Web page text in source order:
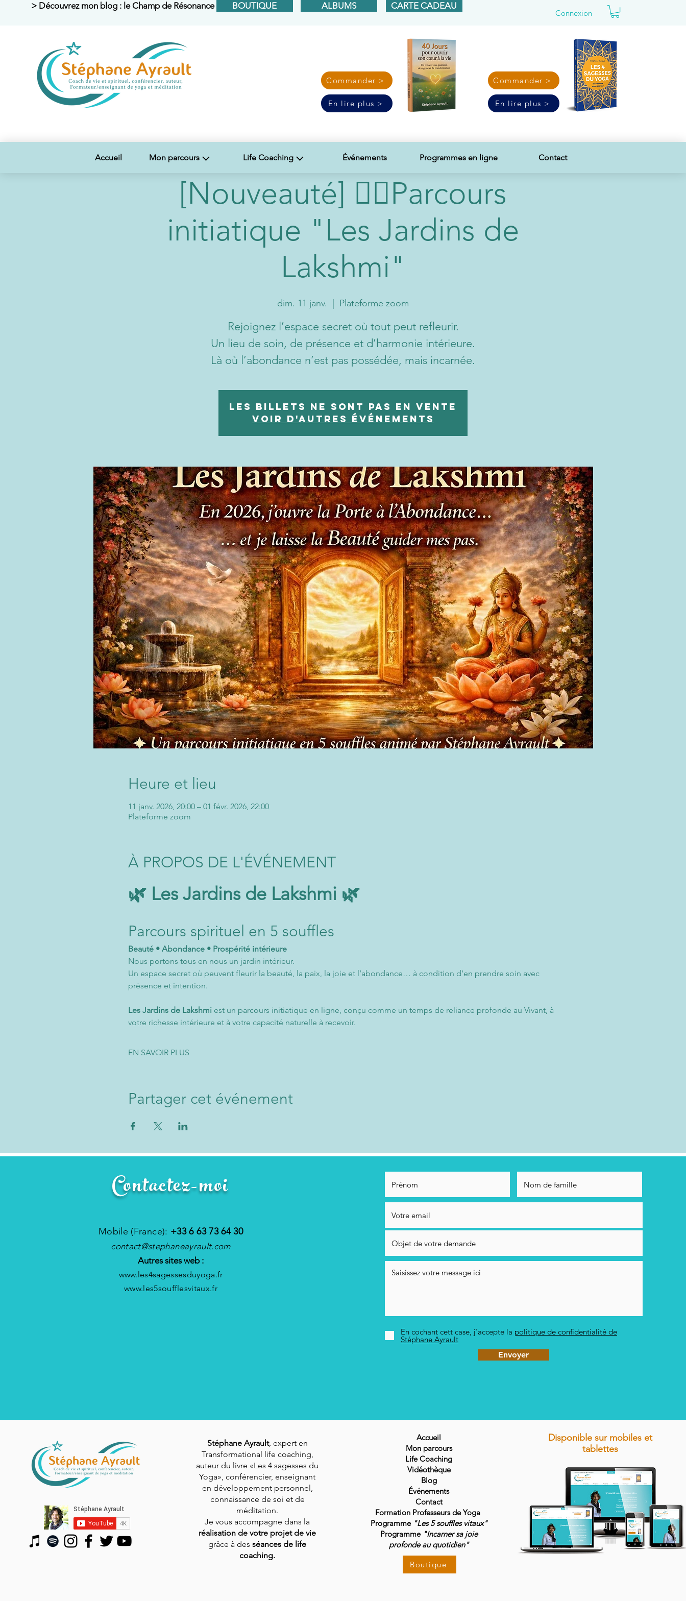
> Découvrez mon blog : le Champ de Résonance < BOUTIQUE ALBUMS CARTE CADEAU
Connexion
Commander >
En lire plus >
Commander >
En lire plus >
Accueil Mon parcours Life Coaching Événements Programmes en ligne Contact
[Nouveauté] 🧘‍♂️Parcours
initiatique "Les Jardins de
Lakshmi"
dim. 11 janv. Plateforme zoom
Rejoignez l’espace secret où tout peut refleurir.
Un lieu de soin, de présence et d’harmonie intérieure.
Là où l’abondance n’est pas possédée, mais incarnée.
Les billets ne sont pas en vente
Voir d'autres événements
Heure et lieu
11 janv. 2026, 20:00 – 01 févr. 2026, 22:00
Plateforme zoom
À PROPOS DE L'ÉVÉNEMENT
🌿 Les Jardins de Lakshmi 🌿
Parcours spirituel en 5 souffles
Beauté • Abondance • Prospérité intérieure
Nous portons tous en nous un jardin intérieur.
Un espace secret où peuvent fleurir la beauté, la paix, la joie et l’abondance… à condition d’en prendre soin avec
présence et intention.
Les Jardins de Lakshmi est un parcours initiatique en ligne, conçu comme un temps de reliance profonde au Vivant, à
votre richesse intérieure et à votre capacité naturelle à recevoir.
EN SAVOIR PLUS
Partager cet événement
Contactez-moi
Mobile (France): +33 6 63 73 64 30
contact@stephaneayrault.com
Autres sites web :
www.les4sagessesduyoga.fr
www.les5soufflesvitaux.fr
En cochant cett case, j'accepte la politique de confidentialité de
Stéphane Ayrault
Envoyer
Stéphane Ayrault, expert en
Transformational life coaching,
auteur du livre «Les 4 sagesses du
Yoga», conférencier, enseignant
en développement personnel,
connaissance de soi et de
méditation.
Je vous accompagne dans la
réalisation de votre projet de vie
grâce à des séances de life
coaching.
Accueil
Mon parcours
Life Coaching
Vidéothèque
Blog
Événements
Contact
Formation Professeurs de Yoga
Programme "Les 5 souffles vitaux"
Programme "Incarner sa joie
profonde au quotidien"
Boutique
Disponible sur mobiles et
tablettes